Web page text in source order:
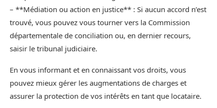
– **Médiation ou action en justice** : Si aucun accord n’est
trouvé, vous pouvez vous tourner vers la Commission
départementale de conciliation ou, en dernier recours,
saisir le tribunal judiciaire.
En vous informant et en connaissant vos droits, vous
pouvez mieux gérer les augmentations de charges et
assurer la protection de vos intérêts en tant que locataire.